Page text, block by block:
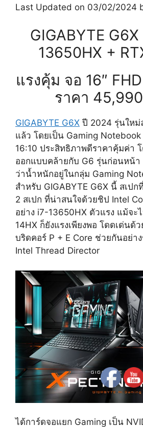
Last Updated on 03/02/2024
GIGABYTE
13650HX +
แรงคุ้ม จอ 16″
ราคา
GIGABYTE G6X ปี 2024 รุ่นใหม่
แล้ว โดยเป็น Gaming
16:10 ประสิทธิภาพดีราคาคุ้มค่า
ออกแบบคล้ายกับ G6 รุ่นก่อนหน้า
ว่าน้ำหนักอยู่ในกลุ่ม Gaming
สำหรับ GIGABYTE G6X นี้ สเป
2 สเปก ที่น่าสนใจด้วยชิป Intel
อย่าง i7-13650HX ตัวแรง แม้จะ
14HX ก็ยังแรงเพียงพอ โดดเด่นด้
บริดคอร์ P + E Core ช่วยกันอย่
Intel Thread Director
ได้การ์ดจอแยก Gaming เป็น